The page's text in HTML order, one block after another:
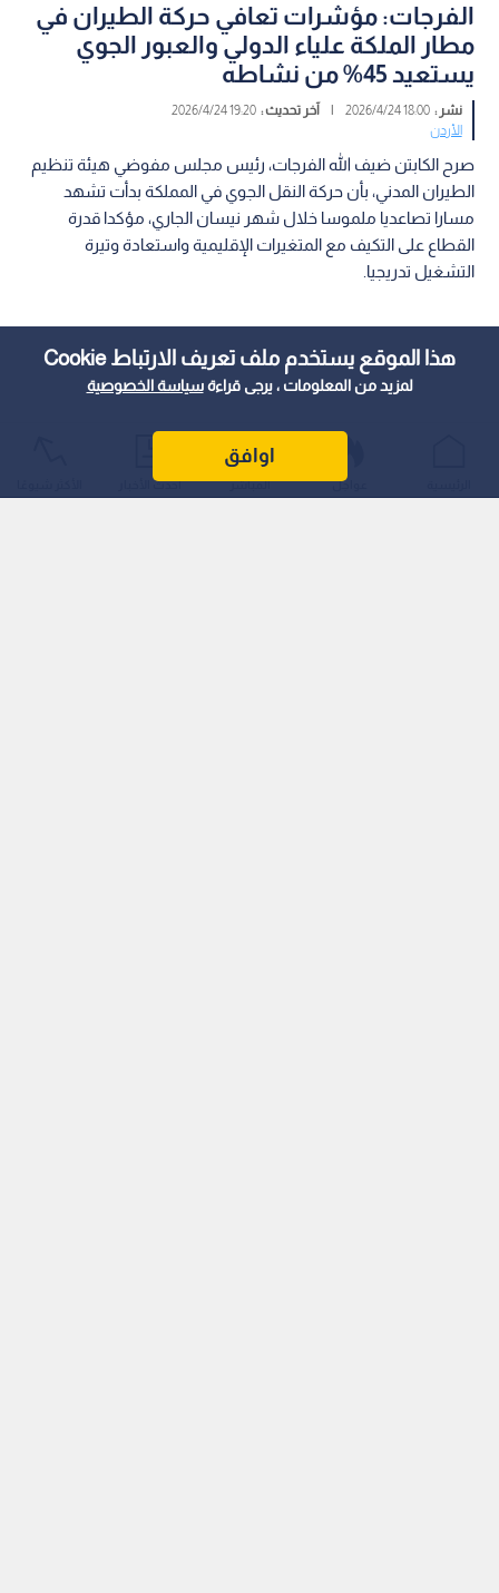
هذا الموقع يستخدم ملف تعريف الارتباط Cookie
لمزيد من المعلومات ، يرجى قراءةسياسة الخصوصية
اوافق
الفرجات: مؤشرات تعافي حركة الطيران في
مطار الملكة علياء الدولي والعبور الجوي
يستعيد 45% من نشاطه
نشر :18:00 2026/4/24
| آخر تحديث :19:20 2026/4/24
الأردن
صرح الكابتن ضيف الله الفرجات، رئيس مجلس مفوضي هيئة تنظيم
الطيران المدني، بأن حركة النقل الجوي في المملكة بدأت تشهد
مسارا تصاعديا ملموسا خلال شهر نيسان الجاري، مؤكدا قدرة
القطاع على التكيف مع المتغيرات الإقليمية واستعادة وتيرة
التشغيل تدريجيا.
عواجل المباشر أحدث الأخبار